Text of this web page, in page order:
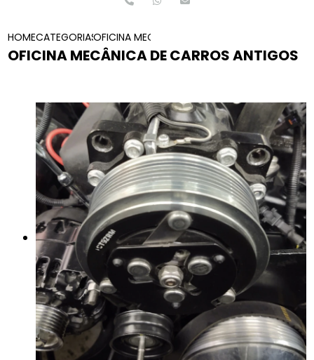
HOMECATEGORIASOFICINA MECANICA DE CARROS ANTIGOS
OFICINA MECÂNICA DE CARROS ANTIGOS